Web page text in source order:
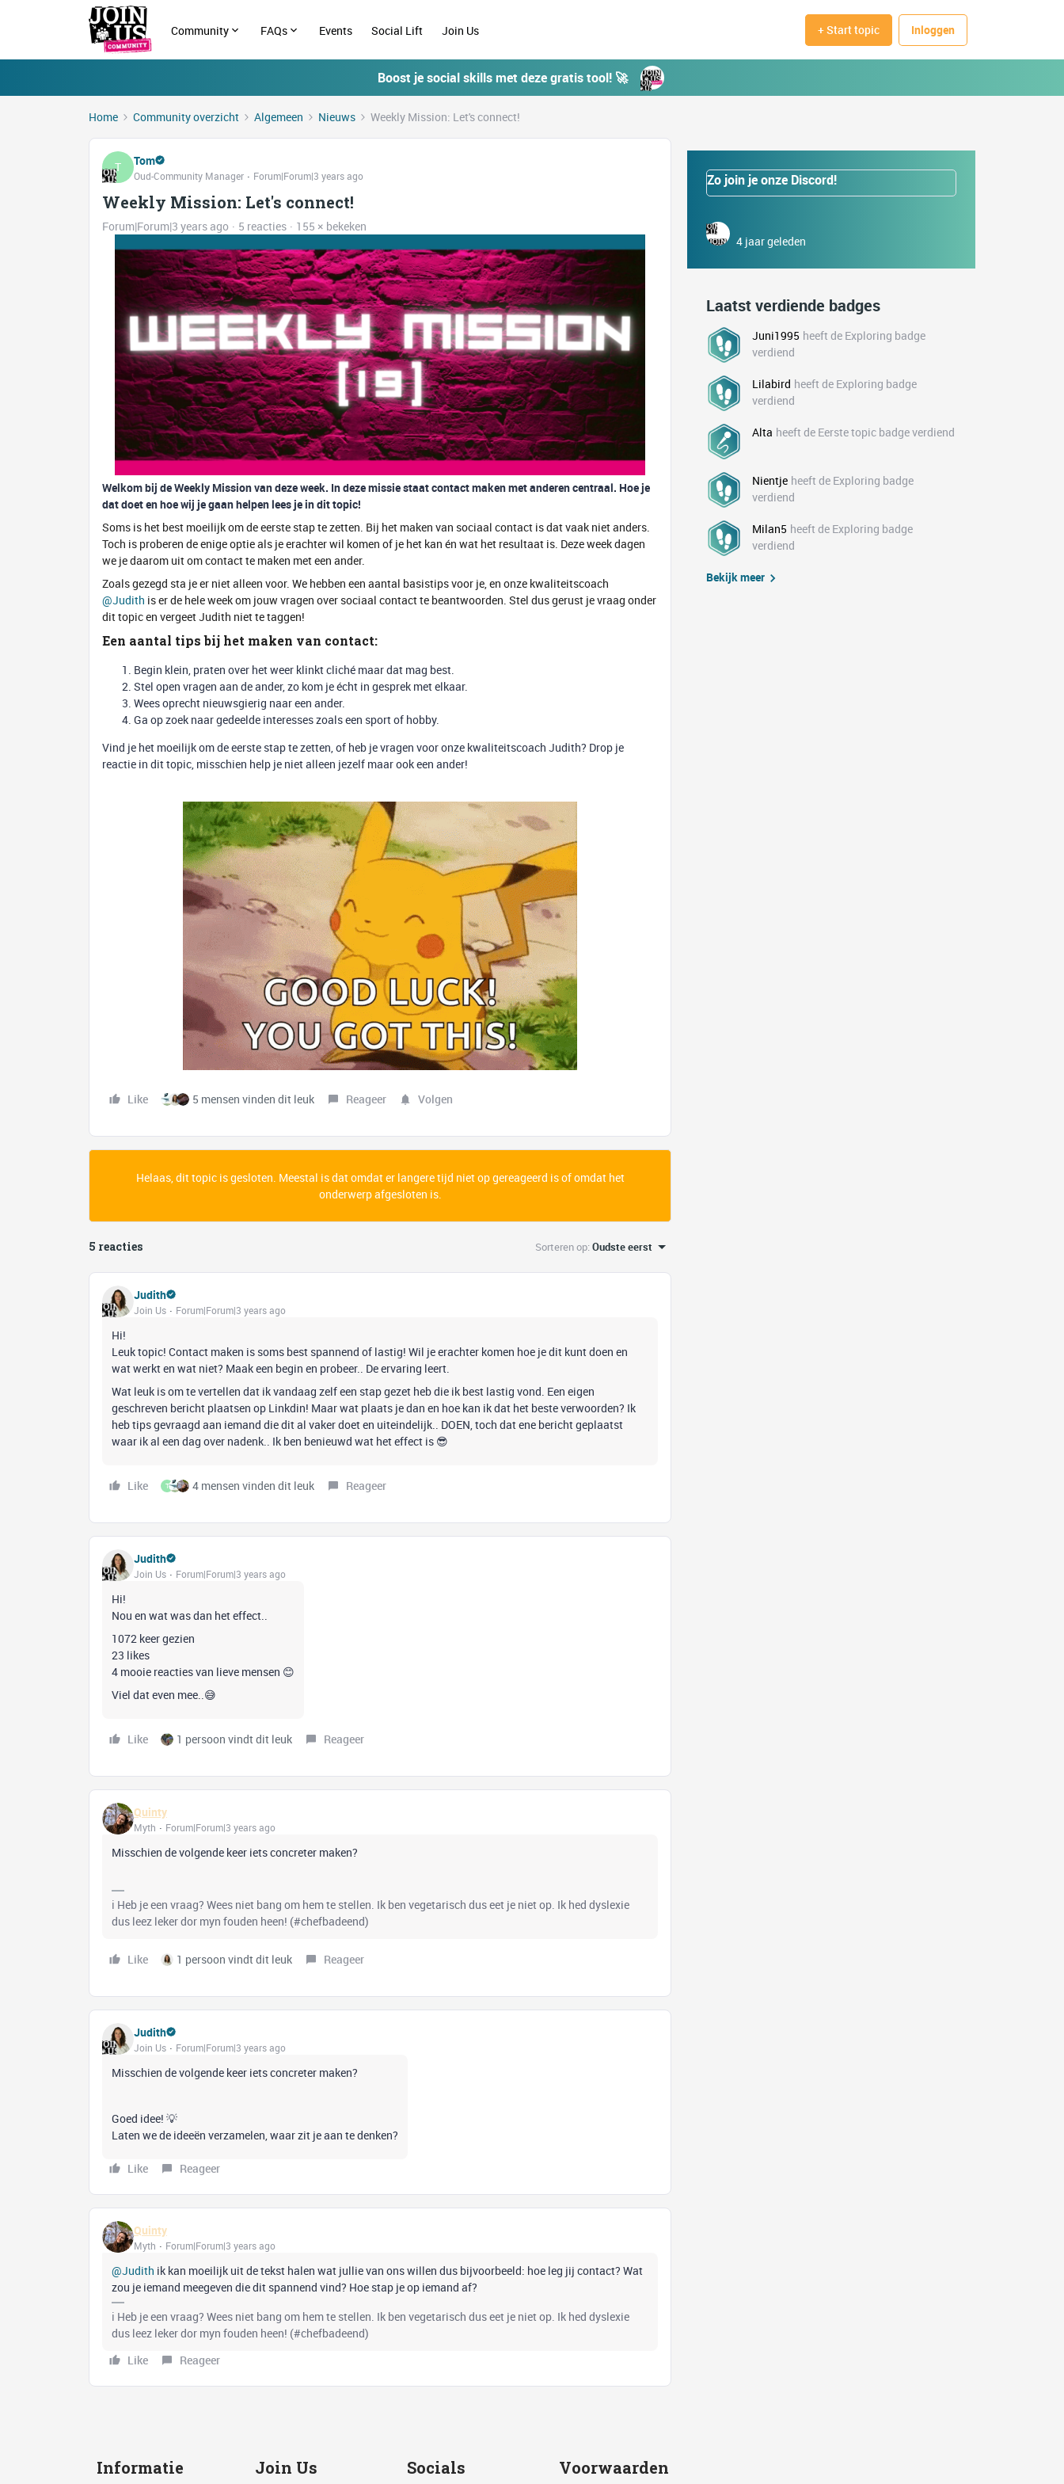
Community FAQs Events Social Lift Join Us + Start topic Inloggen
Boost je social skills met deze gratis tool! 🚀
Home Community overzicht Algemeen Nieuws Weekly Mission: Let's connect!
T Tom
Oud-Community Manager Forum|Forum|3 years ago
Weekly Mission: Let's connect!
Forum|Forum|3 years ago 5 reacties 155 × bekeken
Welkom bij de Weekly Mission van deze week. In deze missie staat contact maken met anderen centraal. Hoe je
dat doet en hoe wij je gaan helpen lees je in dit topic!
Soms is het best moeilijk om de eerste stap te zetten. Bij het maken van sociaal contact is dat vaak niet anders.
Toch is proberen de enige optie als je erachter wil komen of je het kan én wat het resultaat is. Deze week dagen
we je daarom uit om contact te maken met een ander.
Zoals gezegd sta je er niet alleen voor. We hebben een aantal basistips voor je, en onze kwaliteitscoach
@Judith is er de hele week om jouw vragen over sociaal contact te beantwoorden. Stel dus gerust je vraag onder
dit topic en vergeet Judith niet te taggen!
Een aantal tips bij het maken van contact:
Begin klein, praten over het weer klinkt cliché maar dat mag best.
Stel open vragen aan de ander, zo kom je écht in gesprek met elkaar.
Wees oprecht nieuwsgierig naar een ander.
Ga op zoek naar gedeelde interesses zoals een sport of hobby.
Vind je het moeilijk om de eerste stap te zetten, of heb je vragen voor onze kwaliteitscoach Judith? Drop je
reactie in dit topic, misschien help je niet alleen jezelf maar ook een ander!
Like 5 mensen vinden dit leuk Reageer Volgen
Helaas, dit topic is gesloten. Meestal is dat omdat er langere tijd niet op gereageerd is of omdat het
onderwerp afgesloten is.
5 reacties Sorteren op:Oudste eerst
Judith
Join Us Forum|Forum|3 years ago
Hi!
Leuk topic! Contact maken is soms best spannend of lastig! Wil je erachter komen hoe je dit kunt doen en
wat werkt en wat niet? Maak een begin en probeer.. De ervaring leert.
Wat leuk is om te vertellen dat ik vandaag zelf een stap gezet heb die ik best lastig vond. Een eigen
geschreven bericht plaatsen op Linkdin! Maar wat plaats je dan en hoe kan ik dat het beste verwoorden? Ik
heb tips gevraagd aan iemand die dit al vaker doet en uiteindelijk.. DOEN, toch dat ene bericht geplaatst
waar ik al een dag over nadenk.. Ik ben benieuwd wat het effect is 😎
Like T 4 mensen vinden dit leuk Reageer
Judith
Join Us Forum|Forum|3 years ago
Hi!
Nou en wat was dan het effect..
1072 keer gezien
23 likes
4 mooie reacties van lieve mensen 😊
Viel dat even mee..😅
Like 1 persoon vindt dit leuk Reageer
Quinty
Myth Forum|Forum|3 years ago
Misschien de volgende keer iets concreter maken?
ℹ️ Heb je een vraag? Wees niet bang om hem te stellen. Ik ben vegetarisch dus eet je niet op. Ik hed dyslexie
dus leez leker dor myn fouden heen! (#chefbadeend)
Like 1 persoon vindt dit leuk Reageer
Judith
Join Us Forum|Forum|3 years ago
Misschien de volgende keer iets concreter maken?
Goed idee! 💡
Laten we de ideeën verzamelen, waar zit je aan te denken?
Like Reageer
Quinty
Myth Forum|Forum|3 years ago
@Judith ik kan moeilijk uit de tekst halen wat jullie van ons willen dus bijvoorbeeld: hoe leg jij contact? Wat
zou je iemand meegeven die dit spannend vind? Hoe stap je op iemand af?
ℹ️ Heb je een vraag? Wees niet bang om hem te stellen. Ik ben vegetarisch dus eet je niet op. Ik hed dyslexie
dus leez leker dor myn fouden heen! (#chefbadeend)
Like
Reageer
Zo join je onze Discord!
4 jaar geleden
Laatst verdiende badges
Juni1995 heeft de Exploring badge
verdiend
Lilabird heeft de Exploring badge
verdiend
Alta heeft de Eerste topic badge verdiend
Nientje heeft de Exploring badge
verdiend
Milan5 heeft de Exploring badge
verdiend
Bekijk meer
Informatie Join Us Socials Voorwaarden